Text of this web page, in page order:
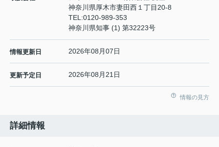
神奈川県厚木市妻田西１丁目20-8
TEL:0120-989-353
神奈川県知事 (1) 第32223号
情報更新日 2026年08月07日
更新予定日 2026年08月21日
情報の見方
詳細情報